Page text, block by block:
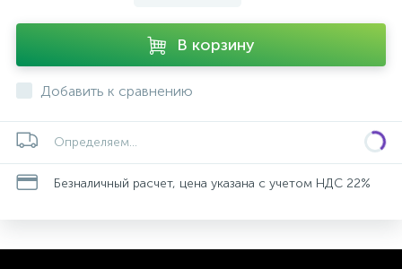
В корзину
Добавить к сравнению
Определяем...
Безналичный расчет, цена указана с учетом НДС 22%